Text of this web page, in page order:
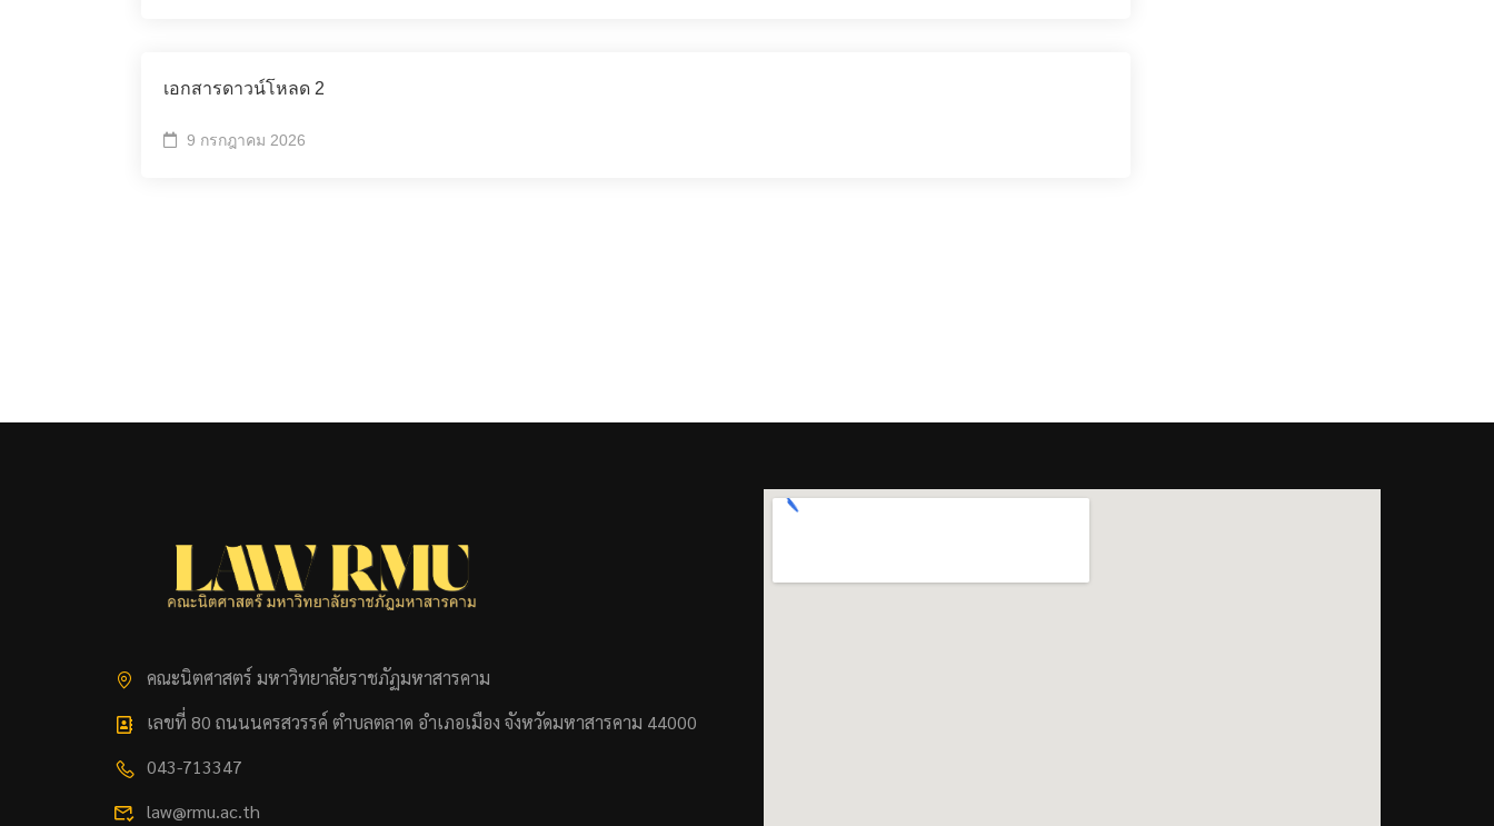
เอกสารดาวน์โหลด 2
9 กรกฎาคม 2026
คณะนิตศาสตร์ มหาวิทยาลัยราชภัฏมหาสารคาม
เลขที่ 80 ถนนนครสวรรค์ ตำบลตลาด อำเภอเมือง จังหวัดมหาสารคาม 44000
043-713347
law@rmu.ac.th